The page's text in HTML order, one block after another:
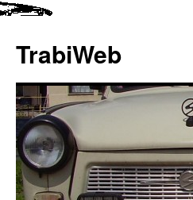
TrabiWeb